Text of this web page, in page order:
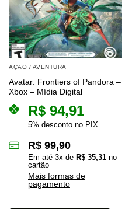
AÇÃO / AVENTURA
Avatar: Frontiers of Pandora –
Xbox – Mídia Digital
R$ 94,91
5% desconto no PIX
R$ 99,90
Em até 3x de R$ 35,31 no
cartão
Mais formas de
pagamento